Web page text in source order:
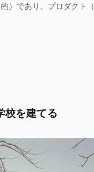
）であり、プロダクト
校を建てる